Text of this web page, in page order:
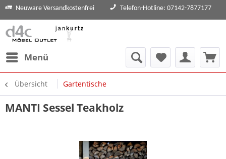
Neuware Versandkostenfrei Telefon-Hotline: 07142-7877177
Menü
Übersicht Gartentische
MANTI Sessel Teakholz